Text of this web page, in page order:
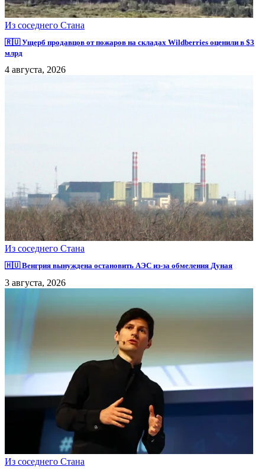
Из соседнего Стана
🇷🇺 Ущерб продавцов от пожаров на складах Wildberries оценили в $3
млрд
4 августа, 2026
Из соседнего Стана
🇭🇺 Венгрия вынуждена остановить АЭС из-за обмеления Дуная
3 августа, 2026
Из соседнего Стана